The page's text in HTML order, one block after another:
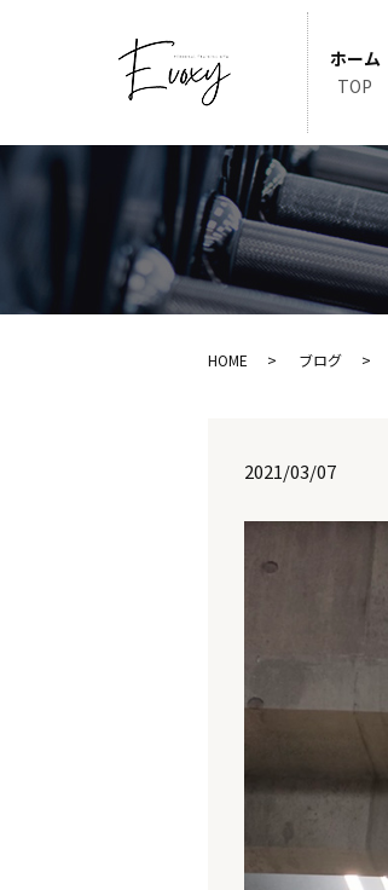
ホーム
TOP
HOME ブログ
2021/03/07